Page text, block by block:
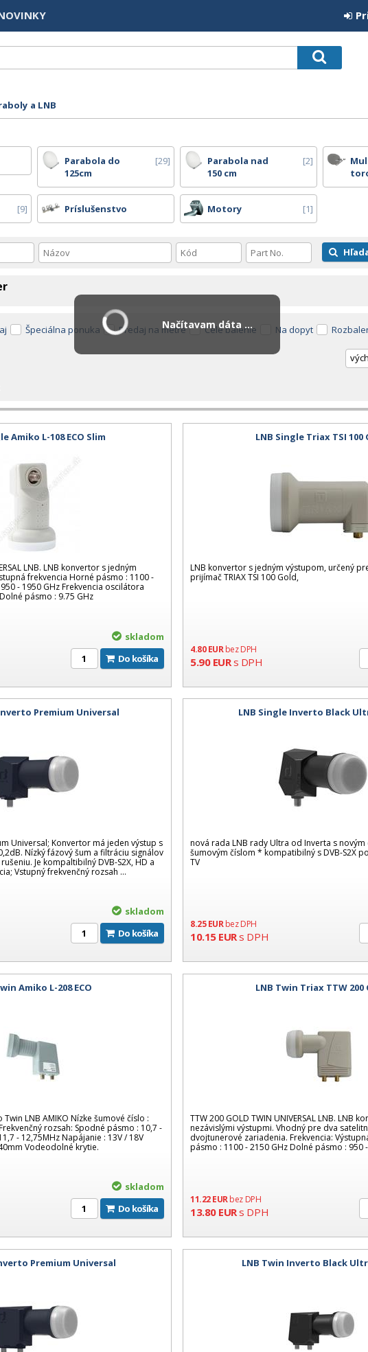
a LNB
Parabola do
125cm
29
Parabola nad
150 cm
2
9 Príslušenstvo Motory 1
Špeciálna ponuka Predaj na metre Celé balenie Na dopyt
Amiko L-108 ECO Slim
LNB. LNB konvertor s jedným
frekvencia Horné pásmo : 1100 -
- 1950 GHz Frekvencia oscilátora
pásmo : 9.75 GHz
skladom
Do košíka
LNB Single Triax TSI 100
LNB konvertor s jedným výstupom, určený
prijímač TRIAX TSI 100 Gold,
4.80EUR bez DPH
5.90EURs DPH
Premium Universal
Universal; Konvertor má jeden výstup s
Nízký fázový šum a filtráciu signálov
Je kompaltibilný DVB-S2X, HD a
Vstupný frekvenčný rozsah ...
skladom
Do košíka
LNB Single Inverto Black
nová rada LNB rady Ultra od Inverta s
šumovým číslom * kompatibilný s DVB-S2X
TV
8.25EUR bez DPH
10.15EURs DPH
Amiko L-208 ECO
Twin LNB AMIKO Nízke šumové číslo :
rozsah: Spodné pásmo : 10,7 -
- 12,75MHz Napájanie : 13V / 18V
Vodeodolné krytie.
skladom
Do košíka
LNB Twin Triax TTW 200
TTW 200 GOLD TWIN UNIVERSAL LNB. LNB
nezávislými výstupmi. Vhodný pre dva
dvojtunerové zariadenia. Frekvencia:
pásmo : 1100 - 2150 GHz Dolné pásmo : 950
11.22EURbez DPH
13.80EURs DPH
Premium Universal LNB Twin Inverto Black
Načítavam dáta ...